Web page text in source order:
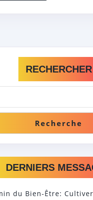
:
RECHERCHER
Recherche
DERNIERS
du Bien-Être: